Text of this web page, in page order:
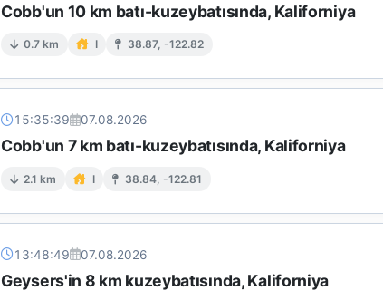
Cobb'un 10 km batı-kuzeybatısında, Kaliforniya
0.7 km I 38.87, -122.82
15:35:39 07.08.2026
Cobb'un 7 km batı-kuzeybatısında, Kaliforniya
2.1 km I 38.84, -122.81
13:48:49 07.08.2026
Geysers'in 8 km kuzeybatısında, Kaliforniya